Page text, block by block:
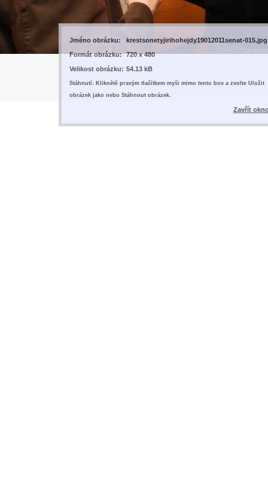
Jméno obrázku:
krestsonetyjirihohejdy19012011senat-015.jpg
Formát obrázku: 720 x 480
Velikost obrázku: 54.13 kB
Stáhnutí: Kliknětě pravým tlačítkem myši mimo tento box a zvolte Uložit
obrázek jako nebo Stáhnout obrázek.
Zavřít